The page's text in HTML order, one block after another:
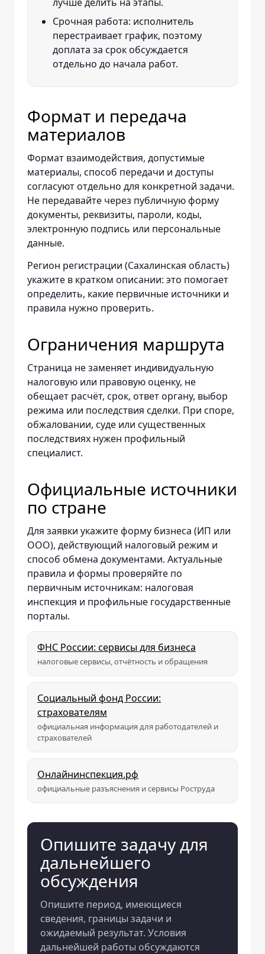
Срочная работа: исполнитель
перестраивает график, поэтому
доплата за срок обсуждается
отдельно до начала работ.
Формат и передача
материалов
Формат взаимодействия, допустимые
материалы, способ передачи и доступы
согласуют отдельно для конкретной задачи.
Не передавайте через публичную форму
документы, реквизиты, пароли, коды,
электронную подпись или персональные
данные.
Регион регистрации (Сахалинская область)
укажите в кратком описании: это помогает
определить, какие первичные источники и
правила нужно проверить.
Ограничения маршрута
Страница не заменяет индивидуальную
налоговую или правовую оценку, не
обещает расчёт, срок, ответ органу, выбор
режима или последствия сделки. При споре,
обжаловании, суде или существенных
последствиях нужен профильный
специалист.
Официальные источники
по стране
Для заявки укажите форму бизнеса (ИП или
ООО), действующий налоговый режим и
способ обмена документами. Актуальные
правила и формы проверяйте по
первичным источникам: налоговая
инспекция и профильные государственные
порталы.
ФНС России: сервисы для бизнеса
налоговые сервисы, отчётность и обращения
Социальный фонд России:
страхователям
официальная информация для работодателей и
страхователей
Онлайнинспекция.рф
официальные разъяснения и сервисы Роструда
Опишите задачу для
дальнейшего
обсуждения
Опишите период, имеющиеся
сведения, границы задачи и
ожидаемый результат. Условия
дальнейшей работы обсуждаются